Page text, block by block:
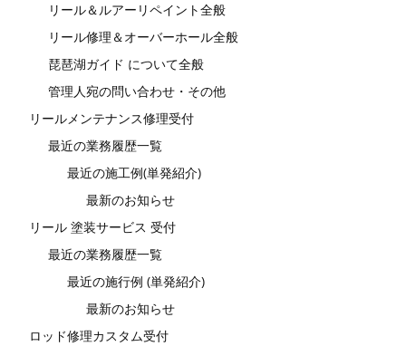
リール＆ルアーリペイント全般
リール修理＆オーバーホール全般
琵琶湖ガイド について全般
管理人宛の問い合わせ・その他
リールメンテナンス修理受付
最近の業務履歴一覧
最近の施工例(単発紹介)
最新のお知らせ
リール 塗装サービス 受付
最近の業務履歴一覧
最近の施行例 (単発紹介)
最新のお知らせ
ロッド修理カスタム受付